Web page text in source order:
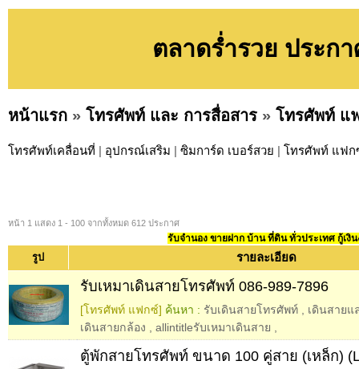
ตลาดร่ำรวย ประ
หน้าแรก » โทรศัพท์ และ การสื่อสาร » โทรศัพท์ แ
โทรศัพท์เคลื่อนที่ | อุปกรณ์เสริม | ซิมการ์ด เบอร์สวย | โทรศัพท์ แฟก
หน้า 1 แสดง 1 - 100 จากทั้งหมด 612 ประกาศ
รับจำนอง ขายฝาก บ้าน ที่ดิน ทั่วประเทศ กู้เงิ
รูป รายละเอียด
รับเหมาเดินสายโทรศัพท์ 086-989-7896
[โทรศัพท์ แฟกซ์] ค้นหา : รับเดินสายโทรศัพท์
เดินสายแ
เดินสายกล้อง
allintitleรับเหมาเดินสาย
ตู้พักสายโทรศัพท์ ขนาด 100 คู่สาย (เหล็ก)